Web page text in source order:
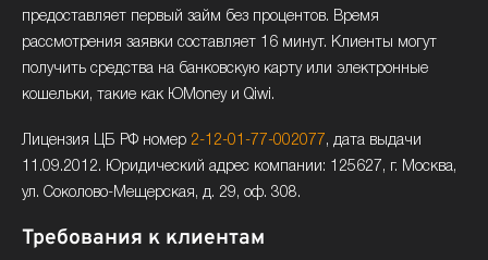
предоставляет первый займ без процентов. Время
рассмотрения заявки составляет 16 минут. Клиенты могут
получить средства на банковскую карту или электронные
кошельки, такие как ЮMoney и Qiwi.
Лицензия ЦБ РФ номер 2-12-01-77-002077 , дата выдачи
11.09.2012. Юридический адрес компании: 125627, г. Москва,
ул. Соколово-Мещерская, д. 29, оф. 308.
Требования к клиентам